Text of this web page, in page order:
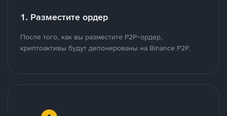
1. Разместите ордер
После того, как вы разместите P2P-ордер,
криптоактивы будут депонированы на Binance P2P.